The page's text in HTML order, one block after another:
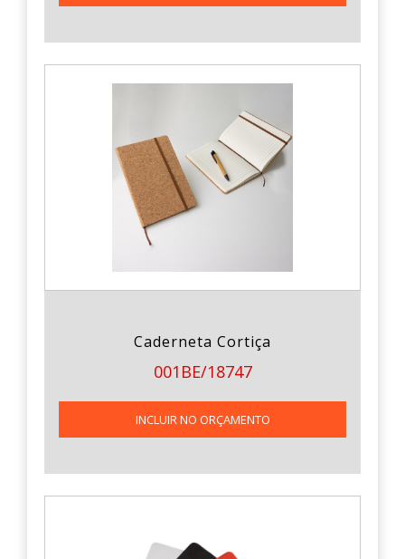
Caderneta Cortiça
001BE/18747
INCLUIR NO ORÇAMENTO